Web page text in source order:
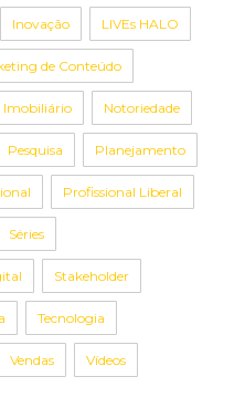
Inovação LIVEs HALO
de Conteúdo
Imobiliário Notoriedade
Pesquisa Planejamento
Profissional Liberal
Séries
Stakeholder
Tecnologia
Vendas Vídeos